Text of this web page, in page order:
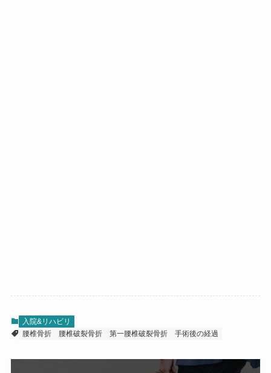
入院&リハビリ
腰椎骨折
腰椎破裂骨折 第一腰椎破裂骨折 手術後の経過